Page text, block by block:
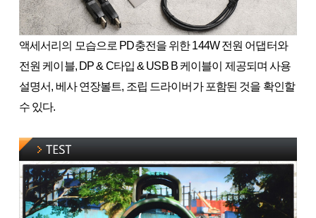
액세서리의 모습으로 PD충전을 위한 144W 전원 어댑터와
전원 케이블, DP & C타입 & USB B 케이블이 제공되며 사용
설명서, 베사 연장볼트, 조립 드라이버가 포함된 것을 확인할
수 있다.